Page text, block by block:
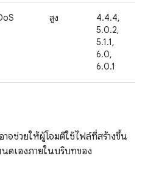
สูง
4.4.4,
5.0.2,
5.1.1,
6.0,
6.0.1
จช่วยให้ผู้โจมตีใช้ไฟล์ที่สร้างขึ้น
ดเองภายในบริบทของ